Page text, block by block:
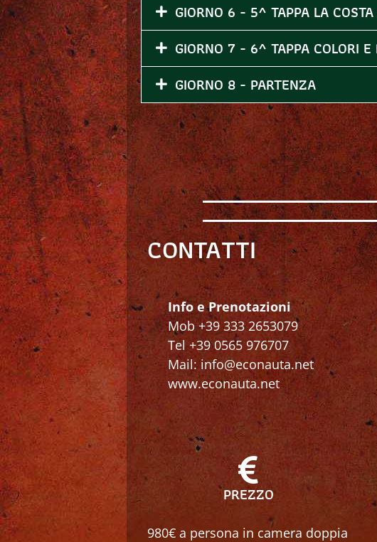
GIORNO 6 - 5^ TAPPA LA COSTA
GIORNO 7 - 6^ TAPPA COLORI E
GIORNO 8 - PARTENZA
CONTATTI
Info e Prenotazioni
Mob +39 333 2653079
Tel +39 0565 976707
Mail: info@econauta.net
www.econauta.net
PREZZO
980€ a persona in camera doppia